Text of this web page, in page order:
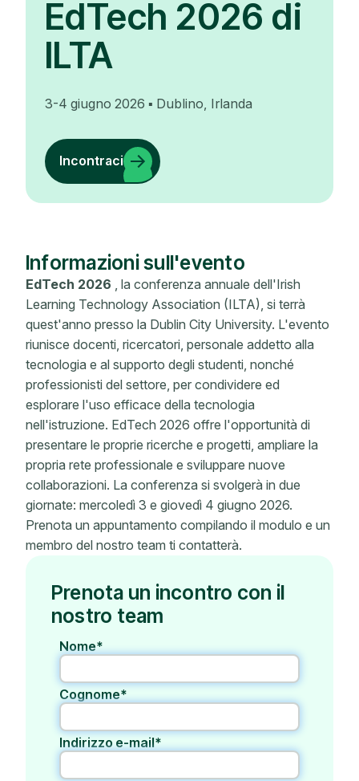
EdTech 2026 di
ILTA
3-4 giugno 2026 ▪ Dublino, Irlanda
Incontraci
Informazioni sull'evento
EdTech 2026 , la conferenza annuale dell'Irish
Learning Technology Association (ILTA), si terrà
quest'anno presso la Dublin City University. L'evento
riunisce docenti, ricercatori, personale addetto alla
tecnologia e al supporto degli studenti, nonché
professionisti del settore, per condividere ed
esplorare l'uso efficace della tecnologia
nell'istruzione. EdTech 2026 offre l'opportunità di
presentare le proprie ricerche e progetti, ampliare la
propria rete professionale e sviluppare nuove
collaborazioni. La conferenza si svolgerà in due
giornate: mercoledì 3 e giovedì 4 giugno 2026.
Prenota un appuntamento compilando il modulo e un
membro del nostro team ti contatterà.
Prenota un incontro con il
nostro team
Nome*
Cognome*
Indirizzo e-mail*